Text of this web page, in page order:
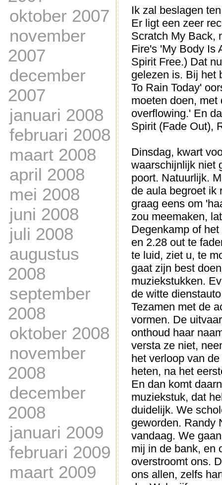
Ik zal beslagen
Er ligt een zeer
Scratch My Back,
Fire's 'My Body Is
Spirit Free.) Dat
gelezen is. Bij het
To Rain Today'
moeten doen,
overflowing.' En
Spirit (Fade Out),
Dinsdag, kwart
waarschijnlijk niet
poort. Natuurlijk.
de aula begroet ik
graag eens om
zou meemaken,
Degenkamp of
en 2.28 out te
te luid, ziet u, te
gaat zijn best
muziekstukken.
de witte
Tezamen met de
vormen. De
onthoud haar
versta ze niet,
het verloop van
heten, na het
En dan komt
muziekstuk, dat
duidelijk. We
geworden. Randy
vandaag. We
mij in de bank, en
overstroomt ons.
ons allen, zelfs
oktober 2007
november
2007
december
2007
januari 2008
februari 2008
maart 2008
april 2008
mei 2008
juni 2008
juli 2008
augustus
2008
september
2008
oktober 2008
november
2008
december
2008
januari 2009
februari 2009
maart 2009